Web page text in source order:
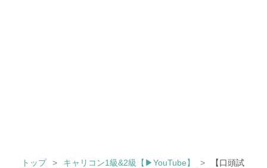
トップ > キャリコン1級&2級【▶YouTube】 >
【口頭試